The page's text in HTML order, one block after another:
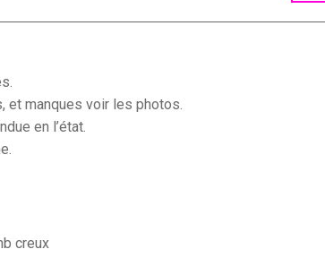
50
et manques voir les photos.
en l’état.
creux